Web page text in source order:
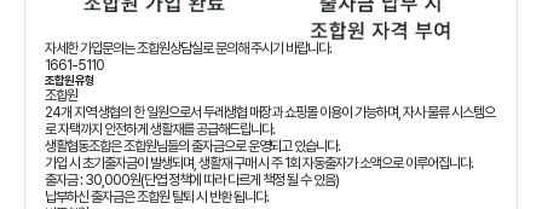
자세한 가입문의는 조합원상담실로 문의해 주시기 바랍니다.
1661-5110
조합원 유형
조합원
24개 지역 생협의 한 일원으로서 두레생협 매장과 쇼핑몰 이용이 가능하며, 자사 물류 시스템으
로 자택까지 안전하게 생활재를 공급해드립니다.
생활협동조합은 조합원님들의 출자금으로 운영되고 있습니다.
가입 시 초기출자금이 발생되며, 생활재 구매 시 주 1회 자동출자가 소액으로 이루어집니다.
출자금 : 30,000원(단엽 정책에 따라 다르게 책정 될 수 있음)
납부하신 출자금은 조합원 탈퇴 시 반환 됩니다.